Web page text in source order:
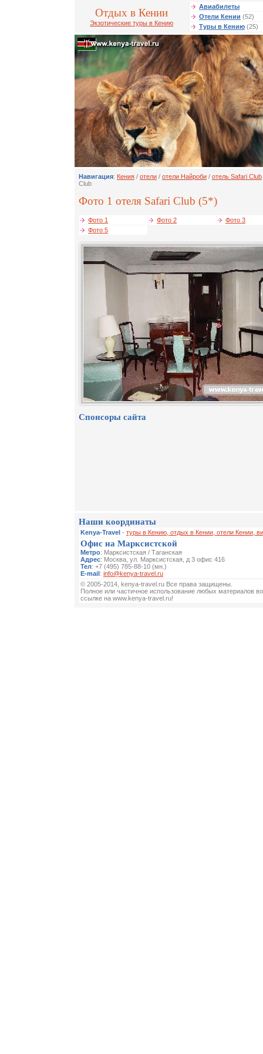
Отдых в Кении
Экзотические туры в Кению
Авиабилеты
Отели Кении (52)
Туры в Кению (25)
Навигация: Кения / отели / отели Найроби / отель Safari Club
Club
Фото 1 отеля Safari Club (5*)
Фото 1 Фото 2
Фото 3
Фото 5
Спонсоры сайта
Наши координаты
Kenya-Travel - туры в Кению, отдых в Кении, отели Кении,
Офис на Марксистской
Метро: Марксистская / Таганская
Адрес: Москва, ул. Марксистская, д 3 офис 416
Тел: +7 (495) 785-88-10 (мн.)
E-mail: info@kenya-travel.ru
© 2005-2014, kenya-travel.ru Все права защищены.
Полное или частичное использование любых материалов
ссылке на www.kenya-travel.ru!